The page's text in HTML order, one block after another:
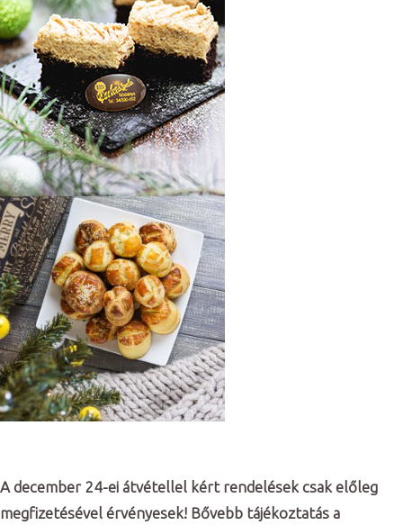
A december 24-ei átvétellel kért rendelések csak előleg
megfizetésével érvényesek! Bővebb tájékoztatás a